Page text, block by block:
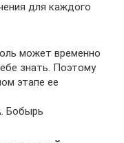
для каждого
может временно
знать. Поэтому
этапе ее
Бобырь